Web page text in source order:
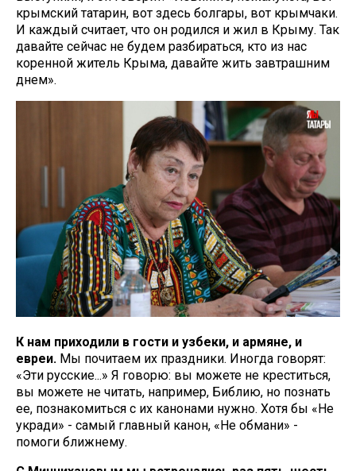
крымский татарин, вот здесь болгары, вот крымчаки.
И каждый считает, что он родился и жил в Крыму. Так
давайте сейчас не будем разбираться, кто из нас
коренной житель Крыма, давайте жить завтрашним
днем».
К нам приходили в гости и узбеки, и армяне, и
евреи. Мы почитаем их праздники. Иногда говорят:
«Эти русские...» Я говорю: вы можете не креститься,
вы можете не читать, например, Библию, но познать
ее, познакомиться с их канонами нужно. Хотя бы «Не
укради» - самый главный канон, «Не обмани» -
помоги ближнему.